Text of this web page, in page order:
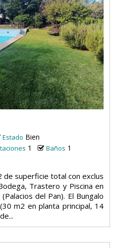
Estado Bien
1 Baños 1
de superficie total con exclus
Trastero y Piscina en
del Pan). El Bungalo
m2 en planta principal, 14